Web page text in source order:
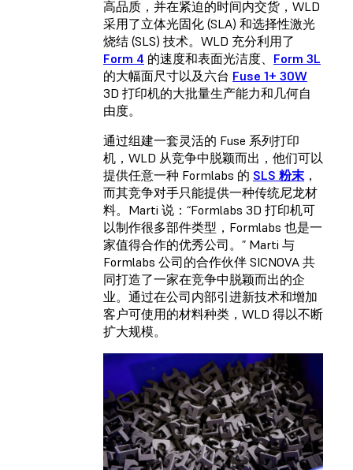
高品质，并在紧迫的时间内交货，WLD
采用了立体光固化 (SLA) 和选择性激光
烧结 (SLS) 技术。WLD 充分利用了
Form 4 的速度和表面光洁度、 Form 3L
的大幅面尺寸以及六台 Fuse 1+ 30W
3D 打印机的大批量生产能力和几何自
由度。
通过组建一套灵活的 Fuse 系列打印
机，WLD 从竞争中脱颖而出，他们可以
提供任意一种 Formlabs 的 SLS 粉末 ，
而其竞争对手只能提供一种传统尼龙材
料。Marti 说：“Formlabs 3D 打印机可
以制作很多部件类型，Formlabs 也是一
家值得合作的优秀公司。” Marti 与
Formlabs 公司的合作伙伴 SICNOVA 共
同打造了一家在竞争中脱颖而出的企
业。通过在公司内部引进新技术和增加
客户可使用的材料种类，WLD 得以不断
扩大规模。